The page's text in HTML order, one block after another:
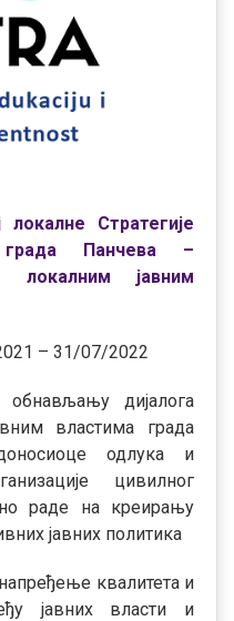
локалне Стратегије
града Панчева –
јавним
– 31/07/2022
дијалога
властима града
одлука и
цивилног
раде на креирању
јавних политика
квалитета и
јавних власти и